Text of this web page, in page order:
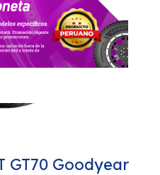
GT70 Goodyear